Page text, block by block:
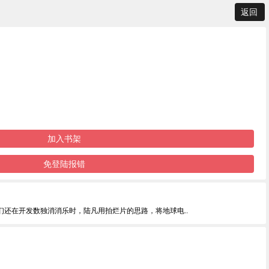
返回
加入书架
免登陆报错
在开发数独消消乐时，陆凡用拍烂片的思路，将地球电..